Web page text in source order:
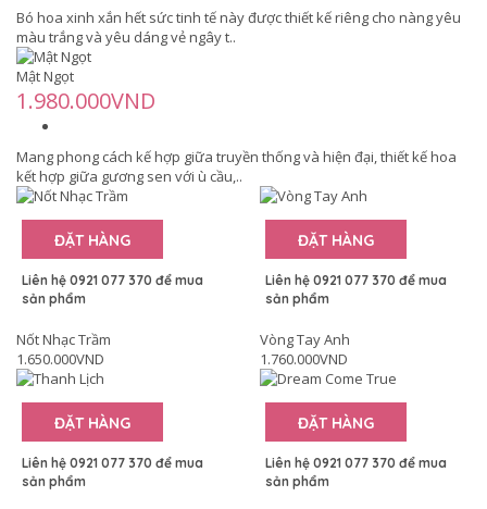
Bó hoa xinh xắn hết sức tinh tế này được thiết kế riêng cho nàng yêu
màu trắng và yêu dáng vẻ ngây t..
Mật Ngọt
1.980.000VND
Mang phong cách kế hợp giữa truyền thống và hiện đại, thiết kế hoa
kết hợp giữa gương sen với ù cầu,..
ĐẶT HÀNG
Liên hệ 0921 077 370 để mua
sản phẩm
Nốt Nhạc Trầm
1.650.000VND
ĐẶT HÀNG
Liên hệ 0921 077 370 để mua
sản phẩm
Vòng Tay Anh
1.760.000VND
ĐẶT HÀNG
Liên hệ 0921 077 370 để mua
sản phẩm
ĐẶT HÀNG
Liên hệ 0921 077 370 để mua
sản phẩm